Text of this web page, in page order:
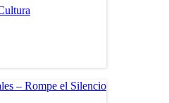
– Rompe el Silencio